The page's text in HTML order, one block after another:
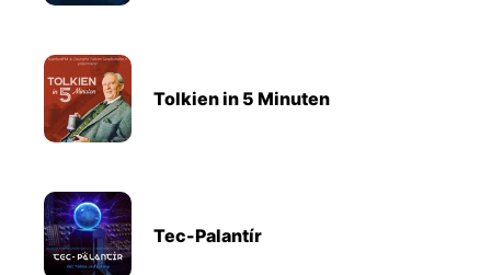
Tolkien in 5 Minuten
Tec-Palantír